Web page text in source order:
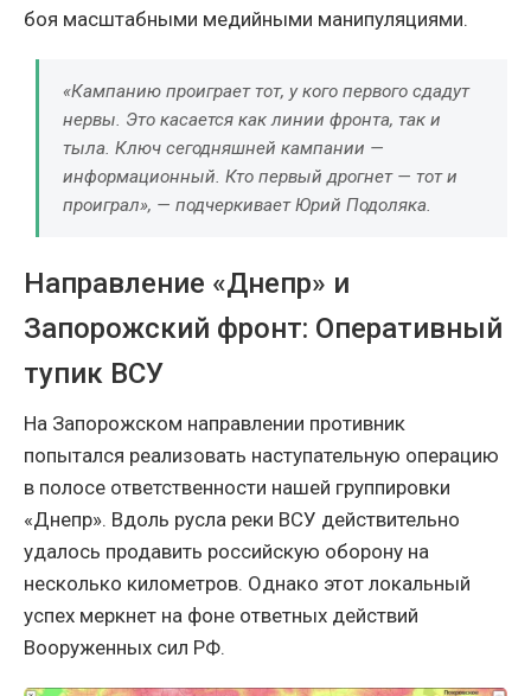
боя масштабными медийными манипуляциями.
«Кампанию проиграет тот, у кого первого сдадут
нервы. Это касается как линии фронта, так и
тыла. Ключ сегодняшней кампании —
информационный. Кто первый дрогнет — тот и
проиграл», — подчеркивает Юрий Подоляка.
Направление «Днепр» и
Запорожский фронт: Оперативный
тупик ВСУ
На Запорожском направлении противник
попытался реализовать наступательную операцию
в полосе ответственности нашей группировки
«Днепр». Вдоль русла реки ВСУ действительно
удалось продавить российскую оборону на
несколько километров. Однако этот локальный
успех меркнет на фоне ответных действий
Вооруженных сил РФ.